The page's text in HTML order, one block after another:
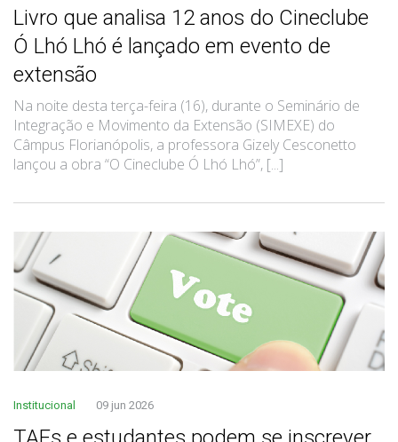
Livro que analisa 12 anos do Cineclube
Ó Lhó Lhó é lançado em evento de
extensão
Na noite desta terça-feira (16), durante o Seminário de
Integração e Movimento da Extensão (SIMEXE) do
Câmpus Florianópolis, a professora Gizely Cesconetto
lançou a obra “O Cineclube Ó Lhó Lhó”, [...]
Institucional 09 jun 2026